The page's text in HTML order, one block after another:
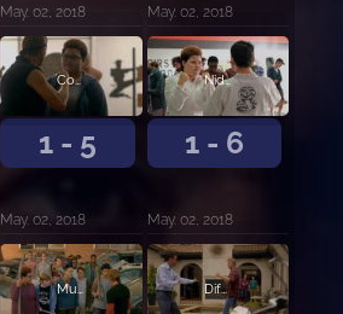
May. 02, 2018 May. 02, 2018
1 - 5
Contrapeso
May. 02, 2018
1 - 6
Nido
May. 02, 2018
Mudando de piel Diferentes pero igual